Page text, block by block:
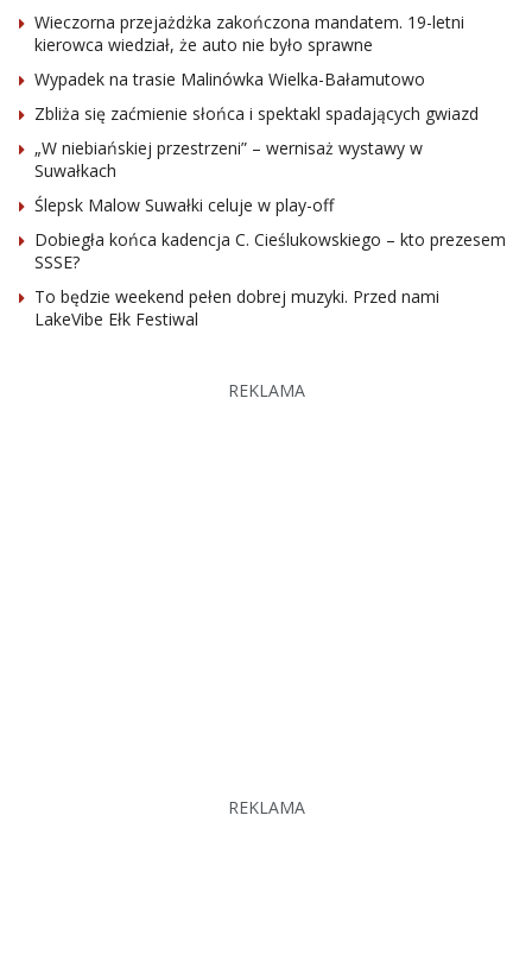
Wieczorna przejażdżka zakończona mandatem. 19-letni
kierowca wiedział, że auto nie było sprawne
Wypadek na trasie Malinówka Wielka-Bałamutowo
Zbliża się zaćmienie słońca i spektakl spadających gwiazd
„W niebiańskiej przestrzeni” – wernisaż wystawy w
Suwałkach
Ślepsk Malow Suwałki celuje w play-off
Dobiegła końca kadencja C. Cieślukowskiego – kto prezesem
SSSE?
To będzie weekend pełen dobrej muzyki. Przed nami
LakeVibe Ełk Festiwal
REKLAMA
REKLAMA